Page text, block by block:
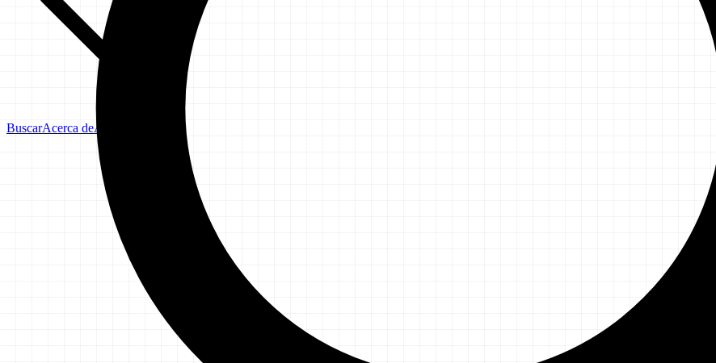
BuscarAcerca deAviso Legal